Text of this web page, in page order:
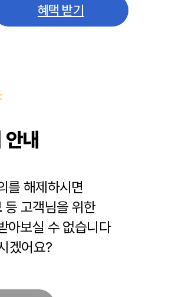
혜택 받기
내
를 해제하시면
등 고객님을 위한
아보실 수 없습니다
겠어요?